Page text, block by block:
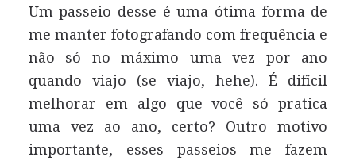
Um passeio desse é uma ótima forma de
me manter fotografando com frequência e
não só no máximo uma vez por ano
quando viajo (se viajo, hehe). É difícil
melhorar em algo que você só pratica
uma vez ao ano, certo? Outro motivo
importante, esses passeios me fazem